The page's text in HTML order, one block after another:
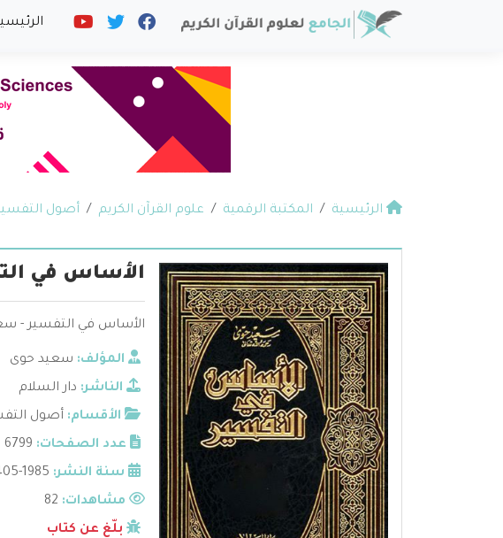
الرئيسية المكتبة الرقمية علوم القرآن الكريم أصول
الأساس في
الأساس في التفسير -
المؤلف: سعيد حوى
الناشر: دار السلام
الأقسام: أصول
عدد الصفحات: 6799
سنة النشر: 1985-1405
مشاهدات:
بلّغ عن كتاب